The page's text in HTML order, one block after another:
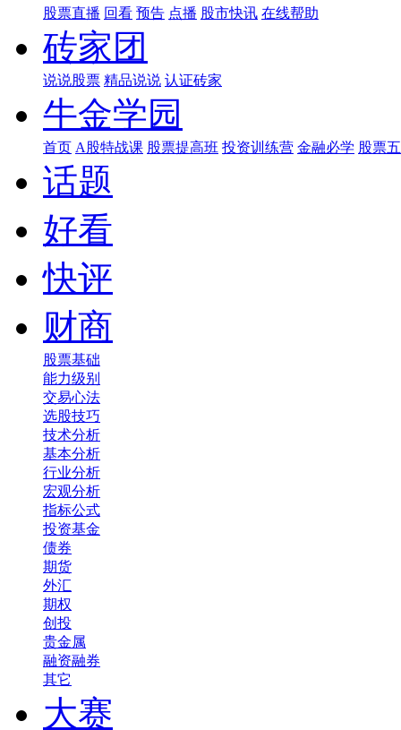
股票直播 回看 预告 点播 股市快讯 在线帮助
砖家团
说说股票 精品说说 认证砖家
牛金学园
首页 A股特战课 股票提高班 投资训练营 金融必学 股票
话题
好看
快评
财商
股票基础
能力级别
交易心法
选股技巧
技术分析
基本分析
行业分析
宏观分析
指标公式
投资基金
债券
期货
外汇
期权
创投
贵金属
融资融券
其它
大赛